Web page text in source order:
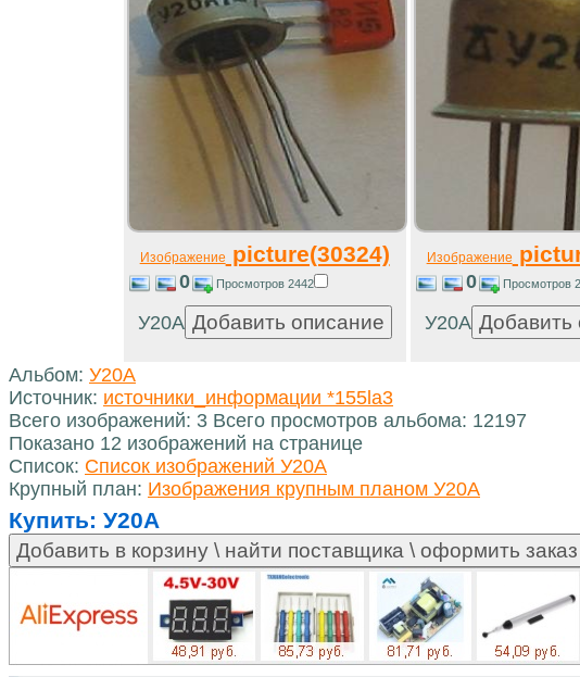
Изображение picture(30324)
0 Просмотров 2442
У20А
Изображение
0 Просмотров
У20А
Альбом: У20А
Источник: источники_информации *155la3
Всего изображений: 3 Всего просмотров альбома: 12197
Показано 12 изображений на странице
Список: Список изображений У20А
Крупный план: Изображения крупным планом У20А
Купить: У20А